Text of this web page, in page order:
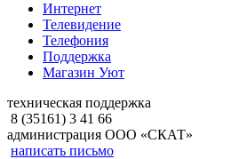
Интернет
Телевидение
Телефония
Поддержка
Магазин Уют
техническая поддержка
8 (35161) 3 41 66
администрация ООО «СКАТ»
написать письмо